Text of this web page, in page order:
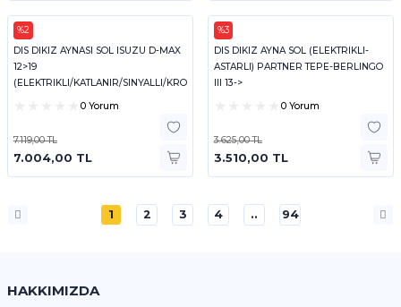
%2
ART
DIS DIKIZ AYNASI SOL ISUZU D-MAX
12>19
(ELEKTRIKLI/KATLANIR/SINYALLI/KROM
0 Yorum
7.119,00 TL
7.004,00 TL
%3
ART
DIS DIKIZ AYNA SOL (ELEKTRIKLI-
ASTARLI) PARTNER TEPE-BERLINGO
III 13->
0 Yorum
3.625,00 TL
3.510,00 TL
1 2 3 4 .. 94
HAKKIMIZDA